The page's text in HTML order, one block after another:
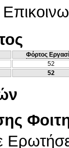
Φόρτος
52
52